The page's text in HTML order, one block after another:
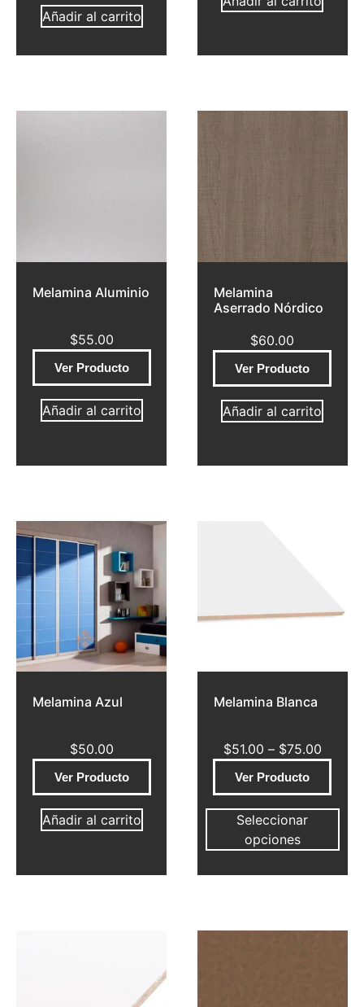
Añadir al carrito
Melamina Aluminio
$55.00
Ver Producto
Añadir al carrito
Melamina
Aserrado Nórdico
$60.00
Ver Producto
Añadir al carrito
Melamina Azul
$50.00
Ver Producto
Añadir al carrito
Melamina Blanca
$51.00 – $75.00
Ver Producto
Seleccionar
opciones